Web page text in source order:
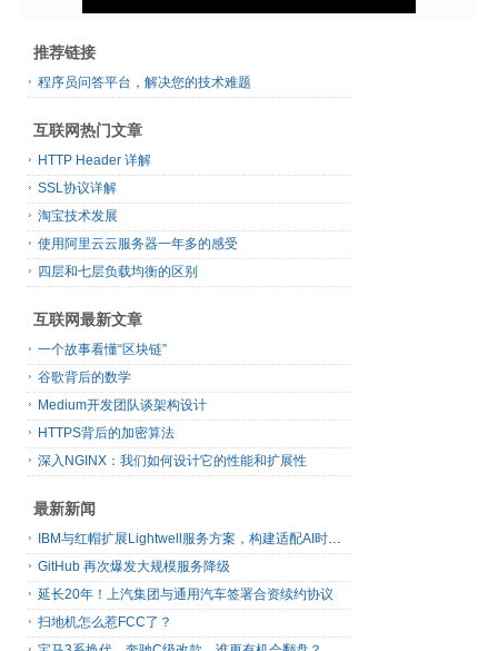
推荐链接
程序员问答平台，解决您的技术难题
互联网热门文章
HTTP Header 详解
SSL协议详解
淘宝技术发展
使用阿里云云服务器一年多的感受
四层和七层负载均衡的区别
互联网最新文章
一个故事看懂“区块链”
谷歌背后的数学
Medium开发团队谈架构设计
HTTPS背后的加密算法
深入NGINX：我们如何设计它的性能和扩展性
最新新闻
IBM与红帽扩展Lightwell服务方案，构建适配AI时代开源生态的可信基础设施
GitHub 再次爆发大规模服务降级
延长20年！上汽集团与通用汽车签署合资续约协议
扫地机怎么惹FCC了？